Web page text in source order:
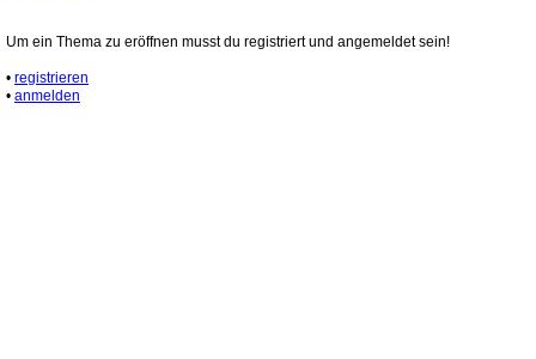
Um ein Thema zu eröffnen musst du registriert und angemeldet sein!
• registrieren
• anmelden